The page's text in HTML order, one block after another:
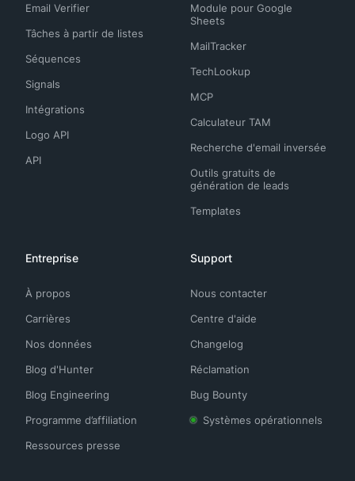
Email Verifier
Tâches à partir de listes
Séquences
Signals
Intégrations
Logo API
API
Module pour Google
Sheets
MailTracker
TechLookup
MCP
Calculateur TAM
Recherche d'email inversée
Outils gratuits de
génération de leads
Templates
Entreprise
À propos
Carrières
Nos données
Blog d'Hunter
Blog Engineering
Programme d’affiliation
Ressources presse
Support
Nous contacter
Centre d'aide
Changelog
Réclamation
Bug Bounty
Systèmes opérationnels